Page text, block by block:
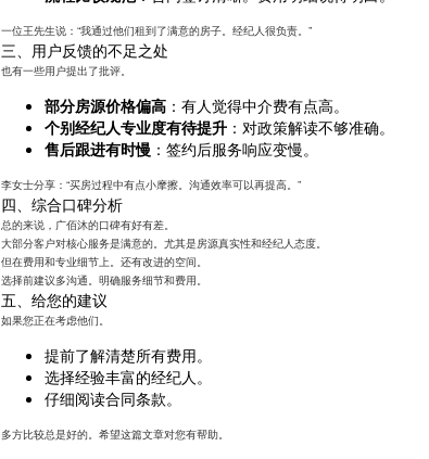
一位王先生说：“我通过他们租到了满意的房子。经纪人很负责。”
三、用户反馈的不足之处
也有一些用户提出了批评。
部分房源价格偏高 ：有人觉得中介费有点高。
个别经纪人专业度有待提升 ：对政策解读不够准确。
售后跟进有时慢 ：签约后服务响应变慢。
李女士分享：“买房过程中有点小摩擦。沟通效率可以再提高。”
四、综合口碑分析
总的来说，广佰沐的口碑有好有差。
大部分客户对核心服务是满意的。尤其是房源真实性和经纪人态度。
但在费用和专业细节上。还有改进的空间。
选择前建议多沟通。明确服务细节和费用。
五、给您的建议
如果您正在考虑他们。
提前了解清楚所有费用。
选择经验丰富的经纪人。
仔细阅读合同条款。
多方比较总是好的。希望这篇文章对您有帮助。